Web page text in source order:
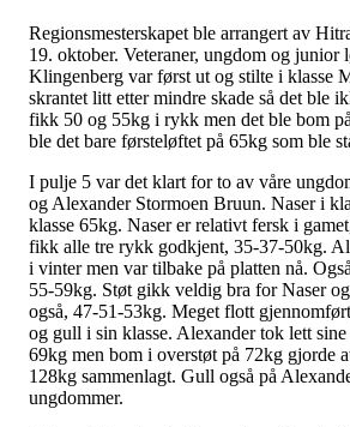
Regionsmesterskapet ble arrangert av
19. oktober. Veteraner, ungdom og junior
Klingenberg var først ut og stilte i klasse
skrantet litt etter mindre skade så det ble
fikk 50 og 55kg i rykk men det ble bom
ble det bare førsteløftet på 65kg som ble
I pulje 5 var det klart for to av våre
og Alexander Stormoen Bruun. Naser i
klasse 65kg. Naser er relativt fersk i
fikk alle tre rykk godkjent, 35-37-50kg.
i vinter men var tilbake på platten nå.
55-59kg. Støt gikk veldig bra for Naser
også, 47-51-53kg. Meget flott
og gull i sin klasse. Alexander tok lett
69kg men bom i overstøt på 72kg gjorde
128kg sammenlagt. Gull også på
ungdommer.